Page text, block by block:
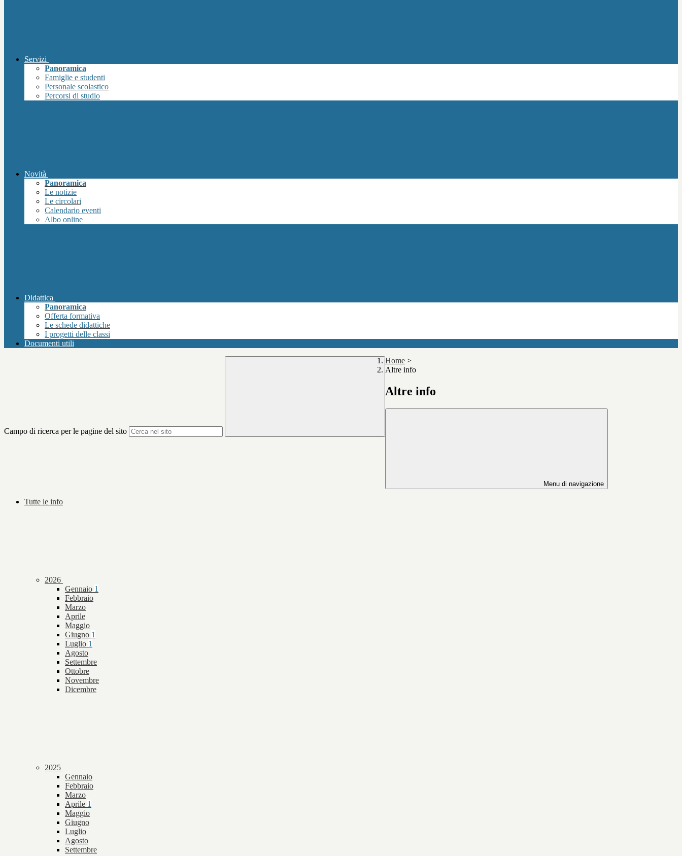
Servizi
Panoramica
Famiglie e studenti
Personale scolastico
Percorsi di studio
Novità
Panoramica
Le notizie
Le circolari
Calendario eventi
Albo online
Didattica
Panoramica
Offerta formativa
Le schede didattiche
I progetti delle classi
Documenti utili
Campo di ricerca per le pagine del sito
Home >
Altre info
Altre info
Menu di navigazione
Tutte le info
2026
Gennaio 1
Febbraio
Marzo
Aprile
Maggio
Giugno 1
Luglio 1
Agosto
Settembre
Ottobre
Novembre
Dicembre
2025
Gennaio
Febbraio
Marzo
Aprile 1
Maggio
Giugno
Luglio
Agosto
Settembre